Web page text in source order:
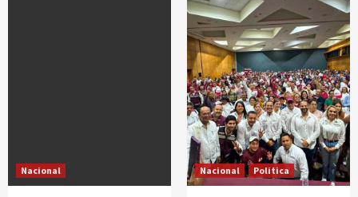
Nacional Nacional Politica